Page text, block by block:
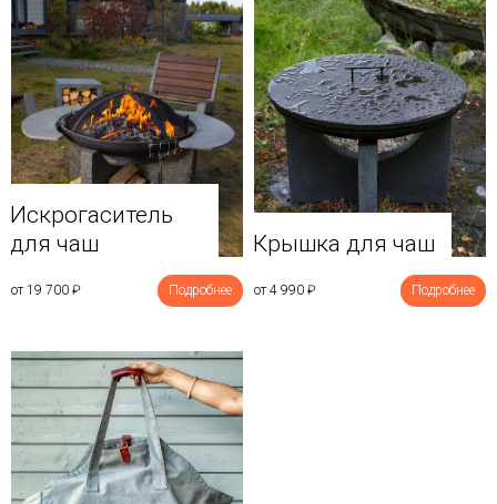
Искрогаситель
для чаш
от 19 700 ₽ Подробнее
Крышка для чаш
от 4 990 ₽ Подробнее